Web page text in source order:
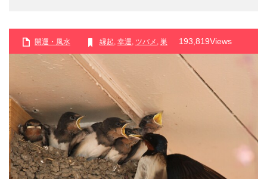
開運・風水 縁起, 幸運, ツバメ , 巣 193,819Views